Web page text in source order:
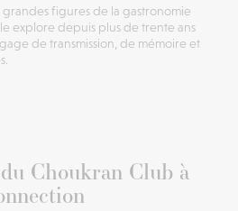
grandes figures de la gastronomie
explore depuis plus de trente ans
de transmission, de mémoire et
Choukran Club à